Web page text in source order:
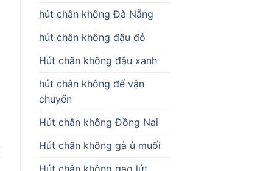
hút chân không Đà Nẵng
hút chân không đậu đỏ
Hút chân không đậu xanh
hút chân không để vận
chuyển
Hút chân không Đồng Nai
Hút chân không gà ủ muối
Hút chân không gạo lứt